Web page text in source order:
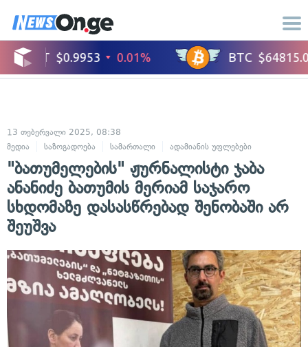
13 თებერვალი 2025, 08:38
მედია
საზოგადოება სამართალი ადამიანის უფლებები
"ბათუმელების" ჟურნალისტი ჯაბა
ანანიძე ბათუმის მერიამ საჯარო
სხდომაზე დასასწრებად შენობაში არ
შეუშვა